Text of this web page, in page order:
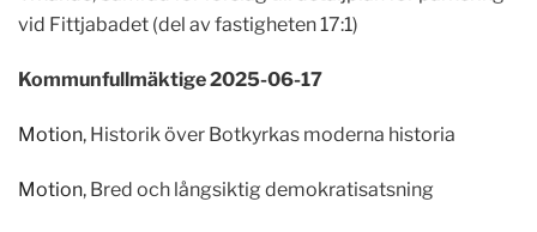
vid Fittjabadet (del av fastigheten 17:1)
Kommunfullmäktige 2025-06-17
Motion, Historik över Botkyrkas moderna historia
Motion, Bred och långsiktig demokratisatsning